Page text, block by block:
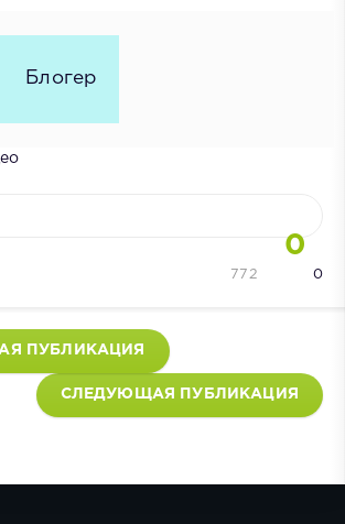
Блогер
0
0
772
ПУБЛИКАЦИЯ
СЛЕДУЮЩАЯ ПУБЛИКАЦИЯ